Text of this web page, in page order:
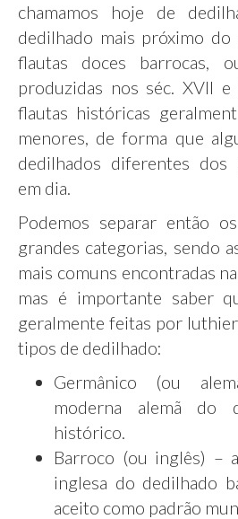
chamamos hoje de
dedilhado mais próximo do
flautas doces barrocas,
produzidas nos séc. XVII
flautas históricas
menores, de forma que
dedilhados diferentes dos
em dia.
Podemos separar então
grandes categorias, sendo
mais comuns encontradas
mas é importante saber
geralmente feitas por
tipos de dedilhado:
Germânico (ou
moderna alemã do
histórico.
Barroco (ou inglês) –
inglesa do dedilhado
aceito como padrão